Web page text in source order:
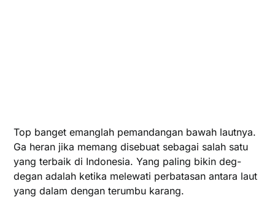
Top banget emanglah pemandangan bawah lautnya.
Ga heran jika memang disebuat sebagai salah satu
yang terbaik di Indonesia. Yang paling bikin deg-
degan adalah ketika melewati perbatasan antara laut
yang dalam dengan terumbu karang.